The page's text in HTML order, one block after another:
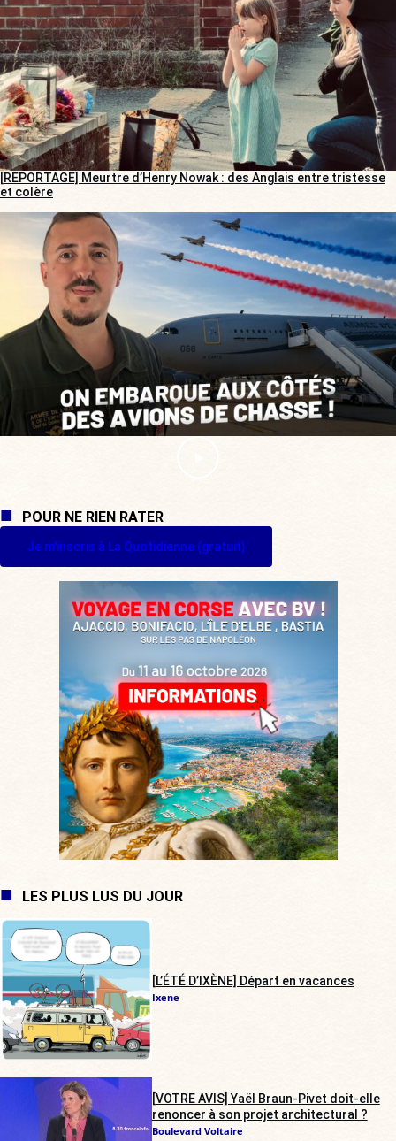
[REPORTAGE] Meurtre d’Henry Nowak : des Anglais entre tristesse
et colère
POUR NE RIEN RATER
Je m'inscris à La Quotidienne (gratuit)
LES PLUS LUS DU JOUR
[L’ÉTÉ D’IXÈNE] Départ en vacances
Ixene
[VOTRE AVIS] Yaël Braun-Pivet doit-elle
renoncer à son projet architectural ?
Boulevard Voltaire